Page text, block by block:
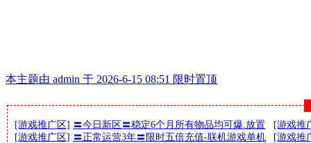
本主题由 admin 于 2026-6-15 08:51 限时置顶
[游戏推广区] 〓今日新区〓稳定6个月所有物品均可爆.放置
[游戏推广区] 〓正常运营3年〓限时五倍充值-联机游戏单机
[游戏推
[游戏推